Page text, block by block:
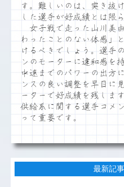
す。難しいのは、突き抜
した選手が好成績とは限
女子戦で走った山川美
わったことのない体感」
けるべきでしょう。選手
ンのモーターに違和感を
中速までのパワーの出方
ンスの良い調整を早目に
ーターで好成績を残しま
供給系に関する選手コメ
って重要です。
最新記事